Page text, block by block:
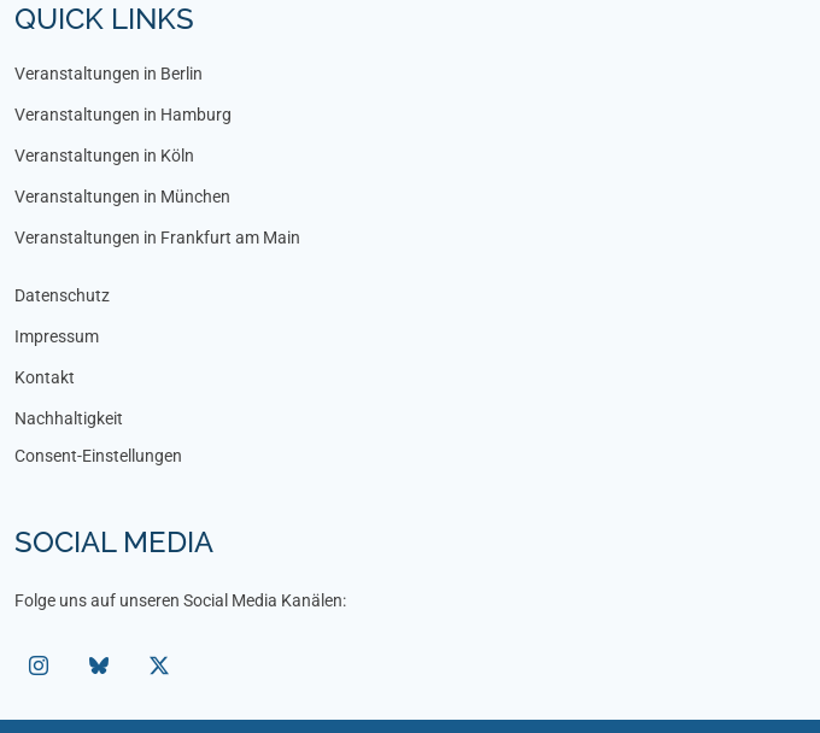
QUICK LINKS
Veranstaltungen in Berlin
Veranstaltungen in Hamburg
Veranstaltungen in Köln
Veranstaltungen in München
Veranstaltungen in Frankfurt am Main
Datenschutz
Impressum
Kontakt
Nachhaltigkeit
Consent-Einstellungen
SOCIAL MEDIA
Folge uns auf unseren Social Media Kanälen: